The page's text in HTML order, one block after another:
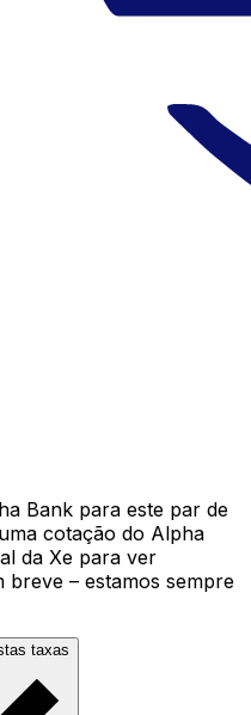
Bank para este par de
cotação do Alpha
da Xe para ver
breve – estamos sempre
taxas